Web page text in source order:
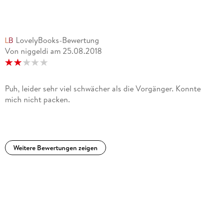
LovelyBooks-Bewertung
Von niggeldi am 25.08.2018
Puh, leider sehr viel schwächer als die Vorgänger. Konnte
mich nicht packen.
Weitere Bewertungen zeigen